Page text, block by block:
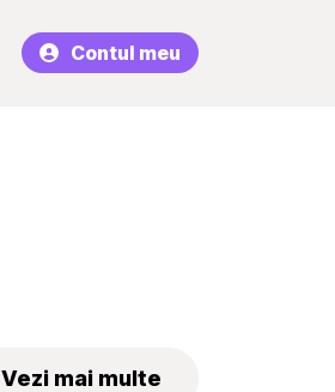
Contul meu
Vezi mai multe